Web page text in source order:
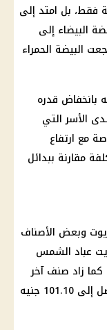
فقط، بل امتد إلى
البيضاء إلى
بينما تراجعت البيضة الحمراء
البيضة البلدي إلى 4.89 جنيه بانخفاض قدره
الأسر التي
مع ارتفاع
مقارنة ببدائل
وبعض الأصناف
عباد الشمس
102.39 جنيه للتر، كما زاد صنف آخر
من زيت عباد الشمس بقيمة 0.44 جنيه ليصل إلى 101.10 جنيه